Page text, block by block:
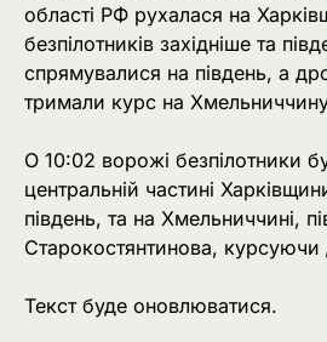
області РФ рухалася на
безпілотників західніше та
спрямувалися на південь, а
тримали курс на
О 10:02 ворожі безпілотники
центральній частині
південь, та на Хмельниччині,
Старокостянтинова, курсуючи
Текст буде оновлюватися.